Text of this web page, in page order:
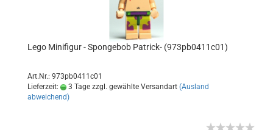
Lego Minifigur - Spongebob Patrick- (973pb0411c01)
Art.Nr.: 973pb0411c01
Lieferzeit:
3 Tage zzgl. gewählte Versandart (Ausland
abweichend)